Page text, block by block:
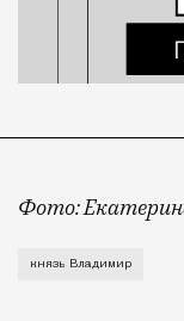
Фото:
Премьера
князь Владимир